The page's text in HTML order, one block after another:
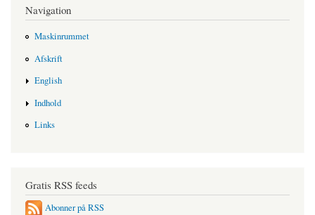
Navigation
Maskinrummet
Afskrift
English
Indhold
Links
Gratis RSS feeds
Abonner på RSS